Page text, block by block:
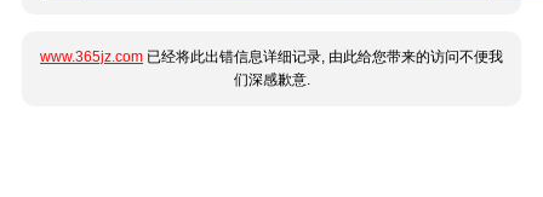
www.365jz.com 已经将此出错信息详细记录, 由此给您带来的访问不便我
们深感歉意.